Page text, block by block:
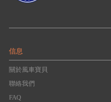
信息
關於風車寶貝
聯絡我們
FAQ